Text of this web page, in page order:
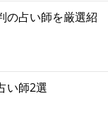
の占い師を厳選紹
い師2選